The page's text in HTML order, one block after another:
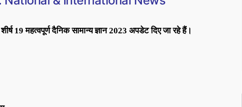
19 महत्वपूर्ण दैनिक सामान्य ज्ञान 2023 अपडेट दिए जा रहे हैं।